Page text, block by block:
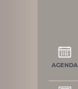
AGENDA